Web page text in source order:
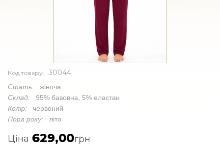
Код товару: 30044
Стать: жіноча
Склад: 95% бавовна, 5% еластан
Колір: червоний
Пора року: літо
Ціна 629,00грн